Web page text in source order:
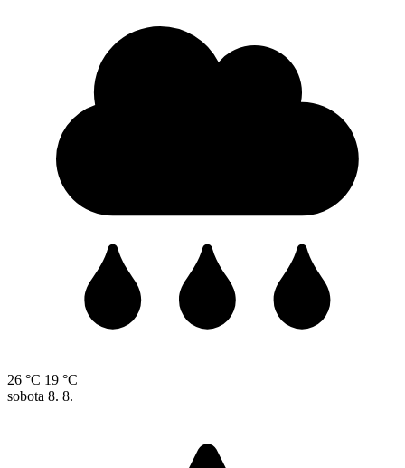
26 °C 19 °C
sobota 8. 8.